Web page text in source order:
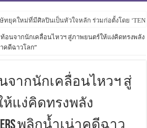
ทยุคใหม่ที่มีศิลปินเป็นหัวใจหลัก ร่วมก่อตั้งโดย
ท้อนจากนักเคลื่อนไหวฯ สู่ภาพยนตร์ให้แง่คิดทรงพลัง
คดีฉาวโลก”
จากนักเคลื่อนไหวฯ สู่
แง่คิดทรงพลัง